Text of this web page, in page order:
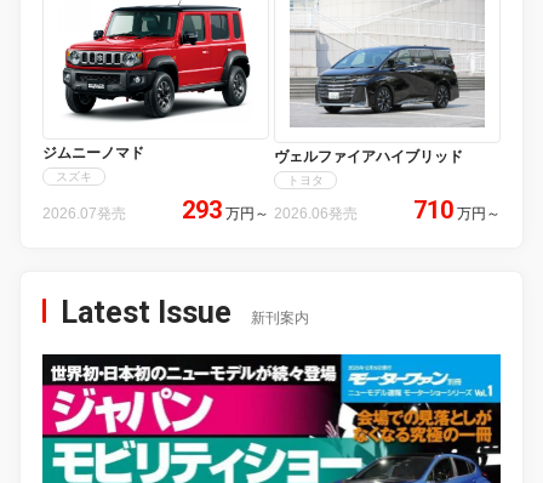
ジムニーノマド
スズキ
2026.07発売 293 万円 ～
ヴェルファイアハイブリッド
トヨタ
2026.06発売 710 万円 ～
Latest Issue 新刊案内